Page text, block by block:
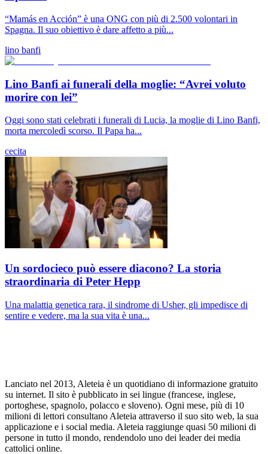
“Mamás en Acción” è una ONG con più di 2.500 volontari in
Spagna. Il suo obiettivo è dare affetto a più...
lino banfi
Lino Banfi ai funerali della moglie: “Avrei voluto
morire con lei”
Oggi sono stati celebrati i funerali di Lucia, la moglie di Lino Banfi,
morta mercoledì scorso. Il Papa ha...
cecita
Un sordocieco può essere diacono? La storia
straordinaria di Peter Hepp
Una malattia genetica rara, il sindrome di Usher, gli impedisce di
sentire e vedere, ma la sua vita è una...
Lanciato nel 2013, Aleteia è un quotidiano di informazione gratuito
su internet. Il sito è pubblicato in sei lingue (francese, inglese,
portoghese, spagnolo, polacco e sloveno). Ogni mese, più di 10
milioni di lettori consultano Aleteia attraverso il suo sito web, la sua
applicazione e i social media. Aleteia raggiunge quasi 50 milioni di
persone in tutto il mondo, rendendolo uno dei leader dei media
cattolici online.